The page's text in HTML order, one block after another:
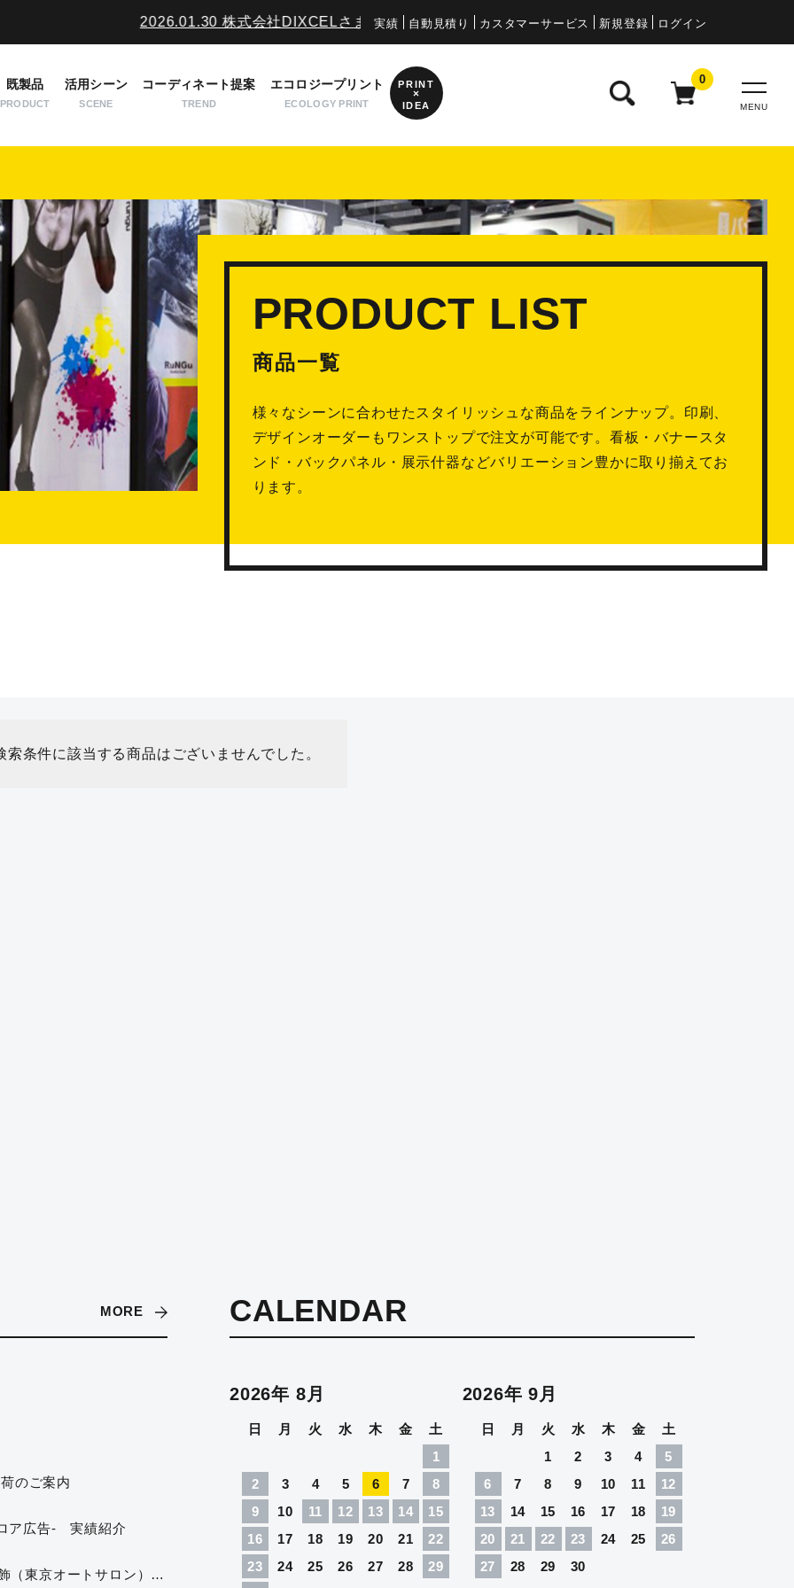
2026.01.30 株式会社DIXCELさま 展示会装飾（東京オートサロン）実績紹介
実績 自動見積り カスタマーサービス 新規登録 ログイン
既製品
PRODUCT
活用シーン
SCENE
コーディネート提案
TREND
エコロジープリント
ECOLOGY PRINT
PRINT
×
IDEA
0
MENU
PRODUCT LIST
商品一覧
様々なシーンに合わせたスタイリッシュな商品をラインナップ。印刷、
デザインオーダーもワンストップで注文が可能です。看板・バナースタ
ンド・バックパネル・展示什器などバリエーション豊かに取り揃えてお
ります。
索条件に該当する商品はございませんでした。
MORE
のご案内
ア広告- 実績紹介
株式会社DIXCELさま 展示会装飾（東京オートサロン）実績紹介
CALENDAR
2026年 8月
日 月 火 水 木 金
土
1
2
3 4 5 6 7
8
9
10 11 12 13 14
15
16
17 18 19 20 21
22
23
24 25 26 27 28
29
2026年 9月
日 月 火 水 木 金
土
1
2 3 4
5
6
7 8 9 10 11
12
13
14 15 16 17 18
19
20
21 22 23 24 25
26
27
28 29 30